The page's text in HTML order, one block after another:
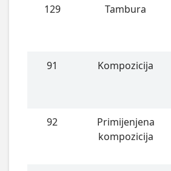
129 Tambura
91 Kompozicija
92
Primijenjena
kompozicija